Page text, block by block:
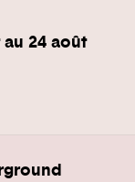
24 août